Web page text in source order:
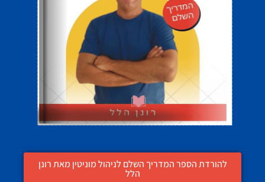
להורדת הספר המדריך השלם לניהול מוניטין מאת רונן
הלל